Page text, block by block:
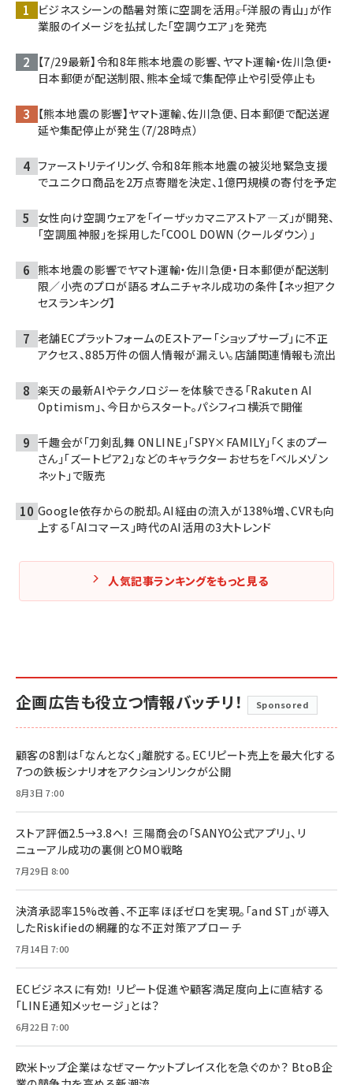
ビジネスシーンの酷暑対策に空調を活用――。「洋服の青山」が作
業服のイメージを払拭した「空調ウエア」を発売
【7/29最新】令和8年熊本地震の影響、ヤマト運輸・佐川急便・
日本郵便が配送制限、熊本全域で集配停止や引受停止も
【熊本地震の影響】ヤマト運輸、佐川急便、日本郵便で配送遅
延や集配停止が発生（7/28時点）
ファーストリテイリング、令和8年熊本地震の被災地緊急支援
でユニクロ商品を2万点寄贈を決定、1億円規模の寄付を予定
女性向け空調ウェアを「イーザッカマニアストア―ズ」が開発、
「空調風神服」を採用した「COOL DOWN（クールダウン）」
熊本地震の影響でヤマト運輸・佐川急便・日本郵便が配送制
限／小売のプロが語るオムニチャネル成功の条件【ネッ担アク
セスランキング】
老舗ECプラットフォームのEストアー「ショップサーブ」に不正
アクセス、885万件の個人情報が漏えい。店舗関連情報も流出
楽天の最新AIやテクノロジーを体験できる「Rakuten AI
Optimism」、今日からスタート。パシフィコ横浜で開催
千趣会が「刀剣乱舞 ONLINE」「SPY×FAMILY」「くまのプー
さん」「ズートピア2」などのキャラクターおせちを「ベルメゾン
ネット」で販売
Google依存からの脱却。AI経由の流入が138%増、CVRも向
上する「AIコマース」時代のAI活用の3大トレンド
人気記事ランキングをもっと見る
企画広告も役立つ情報バッチリ！ Sponsored
顧客の8割は「なんとなく」離脱する。ECリピート売上を最大化する
7つの鉄板シナリオをアクションリンクが公開
8月3日 7:00
ストア評価2.5→3.8へ！ 三陽商会の「SANYO公式アプリ」、リ
ニューアル成功の裏側とOMO戦略
7月29日 8:00
決済承認率15%改善、不正率ほぼゼロを実現。「and ST」が導入
したRiskifiedの網羅的な不正対策アプローチ
7月14日 7:00
ECビジネスに有効！ リピート促進や顧客満足度向上に直結する
「LINE通知メッセージ」とは？
6月22日 7:00
欧米トップ企業はなぜマーケットプレイス化を急ぐのか？ BtoB企